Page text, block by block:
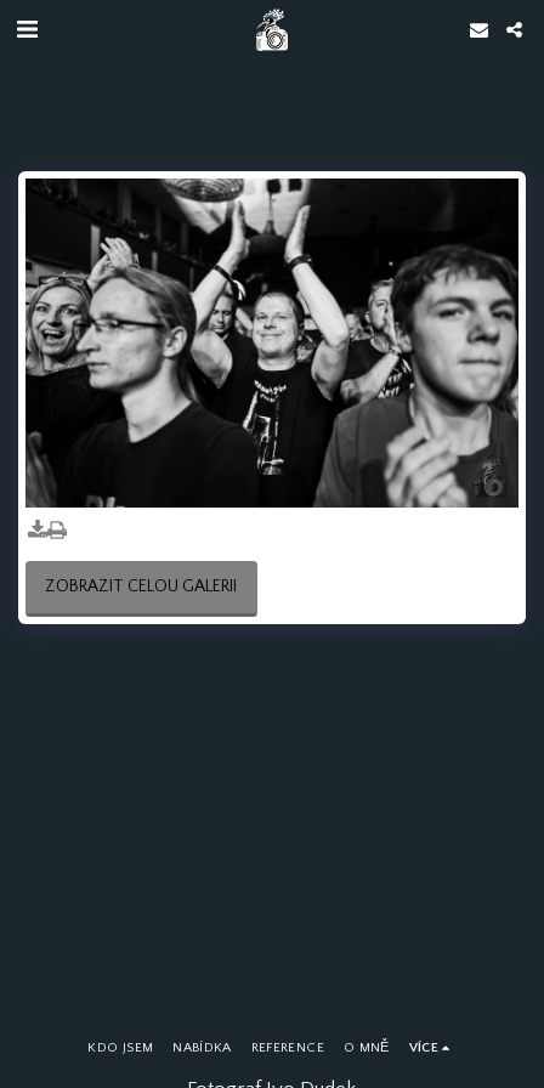
ZOBRAZIT CELOU GALERII
KDO JSEM NABÍDKA REFERENCE O MNĚ VÍCE